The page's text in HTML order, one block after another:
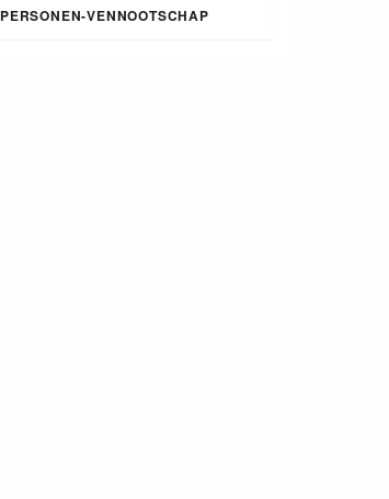
PERSONEN-VENNOOTSCHAP